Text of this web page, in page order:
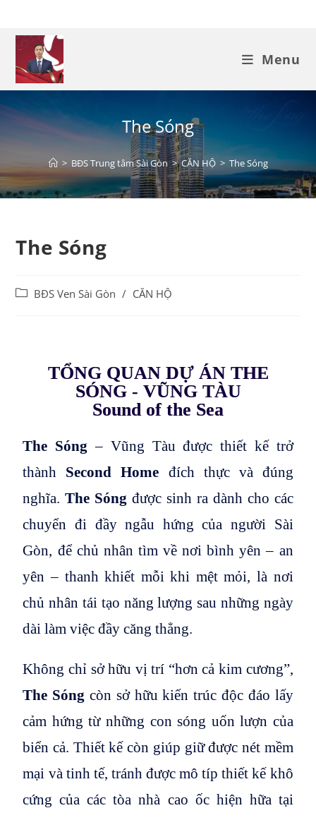
Menu
The Sóng
> BĐS Trung tâm Sài Gòn > CĂN HỘ > The Sóng
The Sóng
BĐS Ven Sài Gòn / CĂN HỘ
TỔNG QUAN DỰ ÁN THE
SÓNG - VŨNG TÀU
Sound of the Sea
The Sóng – Vũng Tàu được thiết kế trở
thành Second Home đích thực và đúng
nghĩa.The Sóng được sinh ra dành cho các
chuyển đi đầy ngẫu hứng của người Sài
Gòn, để chủ nhân tìm về nơi bình yên – an
yên – thanh khiết mỗi khi mệt mỏi, là nơi
chủ nhân tái tạo năng lượng sau những ngày
dài làm việc đầy căng thẳng.
Không chỉ sở hữu vị trí “hơn cả kim cương”,
The Sóng còn sở hữu kiến trúc độc đáo lấy
cảm hứng từ những con sóng uốn lượn của
biển cả. Thiết kế còn giúp giữ được nét mềm
mại và tinh tế, tránh được mô típ thiết kế khô
cứng của các tòa nhà cao ốc hiện hữa tại